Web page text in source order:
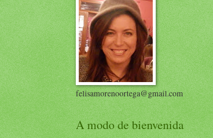
felisamorenoortega@gmail.com
A modo de bienvenida